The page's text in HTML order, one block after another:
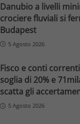
Danubio a livelli
crociere fluviali si
Budapest
5 Agosto 2026
Fisco e conti
soglia di 20% e
scatta gli
5 Agosto 2026